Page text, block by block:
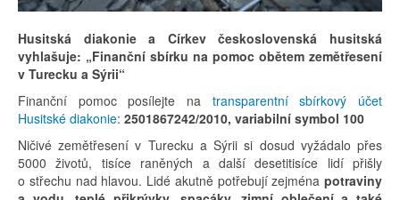
Husitská diakonie a Církev československá husitská
vyhlašuje: „Finanční sbírku na pomoc obětem zemětřesení
v Turecku a Sýrii“
Finanční pomoc posílejte na transparentní sbírkový účet
Husitské diakonie: 2501867242/2010, variabilní symbol 100
Ničivé zemětřesení v Turecku a Sýrii si dosud vyžádalo přes
5000 životů, tisíce raněných a další desetitisíce lidí přišly
o střechu nad hlavou. Lidé akutně potřebují zejména potraviny